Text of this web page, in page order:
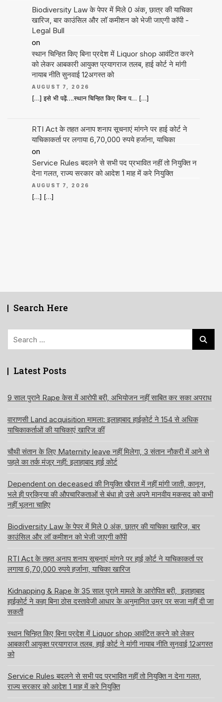
Biodiversity Law के पेपर में मिले 0 अंक, छात्र की याचिका
खारिज, बार काउंसिल और लॉ कमीशन को भेजी जाएगी कॉपी -
Legal Bull
on
स्थान चिन्हित किए बिना प्रदेश में Liquor shop आवंटित करने
को लेकर आबकारी आयुक्त प्रयागराज तलब, हाई कोर्ट ने मांगी
नायाब नीति सुनवाई 12अगस्त को
AUGUST 7, 2026
[…] इसे भी पढ़ें….स्थान चिन्हित किए बिना प… […]
RTI Act के तहत अनाप शनाप सूचनाएं मांगने पर हाई कोर्ट ने
याचिकाकर्ता पर लगाया 6,70,000 रुपये हर्जाना, याचिका
on
Service Rules बदलने से सभी पद प्रभावित नहीं तो नियुक्ति न
देना गलत, राज्य सरकार को आदेश 1 माह में करे नियुक्ति
AUGUST 7, 2026
[…] […]
Search Here
Latest Posts
9 साल पुराने Rape केस में आरोपी बरी, अभियोजन नहीं साबित कर सका अपराध
वाराणसी Land acquisition मामला: इलाहाबाद हाईकोर्ट ने 154 से अधिक
याचिकाकर्ताओं की याचिकाएं खारिज कीं
चौथी संतान के लिए Maternity leave नहीं मिलेगा, 3 संतान नौकरी में आने से
पहले का तर्क मंजूर नहीं: इलाहाबाद हाई कोर्ट
Dependent on deceased की नियुक्ति खैरात में नहीं मांगी जाती, कानून,
भले ही प्रक्रिया की औपचारिकताओं से बंधा हो उसे अपने मानवीय मकसद को कभी
नहीं भूलना चाहिए
Biodiversity Law के पेपर में मिले 0 अंक, छात्र की याचिका खारिज, बार
काउंसिल और लॉ कमीशन को भेजी जाएगी कॉपी
RTI Act के तहत अनाप शनाप सूचनाएं मांगने पर हाई कोर्ट ने याचिकाकर्ता पर
लगाया 6,70,000 रुपये हर्जाना, याचिका खारिज
Kidnapping & Rape के 35 साल पुराने मामले के आरोपित बरी, इलाहाबाद
हाईकोर्ट ने कहा बिना ठोस दस्तावेजी आधार के अनुमानित उम्र पर सजा नहीं दी जा
सकती
स्थान चिन्हित किए बिना प्रदेश में Liquor shop आवंटित करने को लेकर
आबकारी आयुक्त प्रयागराज तलब, हाई कोर्ट ने मांगी नायाब नीति सुनवाई 12अगस्त
को
Service Rules बदलने से सभी पद प्रभावित नहीं तो नियुक्ति न देना गलत,
राज्य सरकार को आदेश 1 माह में करे नियुक्ति